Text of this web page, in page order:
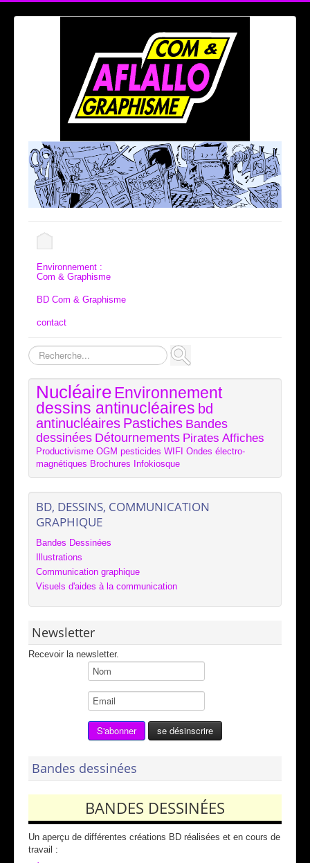
Environnement :
Com & Graphisme
BD Com & Graphisme
contact
Rechercher
NucléaireEnvironnement
dessins antinucléaires bd
antinucléaires Pastiches Bandes
dessinées Détournements Pirates Affiches
Productivisme OGM pesticides WIFI Ondes électro-
magnétiques Brochures Infokiosque
BD, DESSINS, COMMUNICATION
GRAPHIQUE
Bandes Dessinées
Illustrations
Communication graphique
Visuels d'aides à la communication
Newsletter
Recevoir la newsletter.
Bandes dessinées
BANDES DESSINÉES
Un aperçu de différentes créations BD réalisées et en cours de
travail :